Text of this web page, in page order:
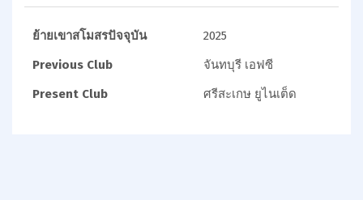
ย้ายเขาสโมสรปัจจุบัน
2025
Previous Club
จันทบุรี เอฟซี
Present Club
ศรีสะเกษ ยูไนเต็ด